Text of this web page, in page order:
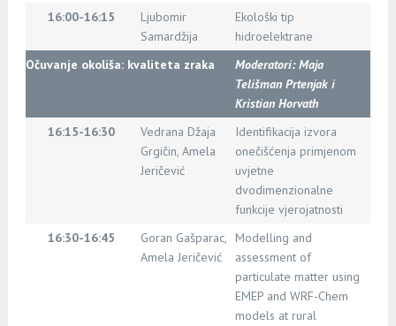
16:00-16:15
Ljubomir
Samardžija
Ekološki tip
hidroelektrane
Očuvanje okoliša: kvaliteta zraka
Moderatori:Maja
Telišman Prtenjak i
Kristian Horvath
16:15-16:30
Vedrana Džaja
Grgičin, Amela
Jeričević
Identifikacija izvora
onečišćenja primjenom
uvjetne
dvodimenzionalne
funkcije vjerojatnosti
16:30-16:45
Goran Gašparac,
Amela Jeričević
Modelling and
assessment of
particulate matter using
EMEP and WRF-Chem
models at rural